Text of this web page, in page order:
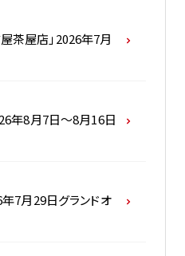
茶屋店」2026年7月
年8月7日～8月16日
7月29日グランドオ